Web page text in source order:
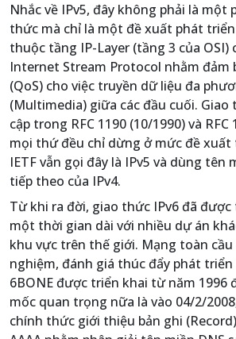
Nhắc về IPv5, đây không phải là một
thức mà chỉ là một đề xuất phát
thuộc tầng IP-Layer (tầng 3 của OSI)
Internet Stream Protocol nhằm đảm
(QoS) cho việc truyền dữ liệu đa
(Multimedia) giữa các đầu cuối. Giao
cập trong RFC 1190 (10/1990) và RFC
mọi thứ đều chỉ dừng ở mức đề
IETF vẫn gọi đây là IPv5 và dùng tên
tiếp theo của IPv4.
Từ khi ra đời, giao thức IPv6 đã
một thời gian dài với nhiều dự án
khu vực trên thế giới. Mạng toàn
nghiệm, đánh giá thúc đẩy phát triển
6BONE được triển khai từ năm 1996
mốc quan trọng nữa là vào 04/2/
chính thức giới thiệu bản ghi